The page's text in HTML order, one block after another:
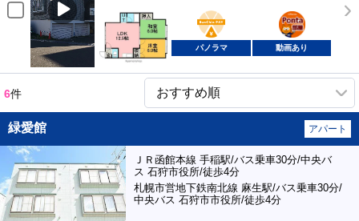
BunChinPAY
ポンタ
部屋
パノラマ 動画あり
6件
緑愛館 アパート
ＪＲ函館本線 手稲駅/バス乗車30分/中央バ
ス 石狩市役所/徒歩4分
札幌市営地下鉄南北線 麻生駅/バス乗車30分/
中央バス 石狩市市役所/徒歩4分